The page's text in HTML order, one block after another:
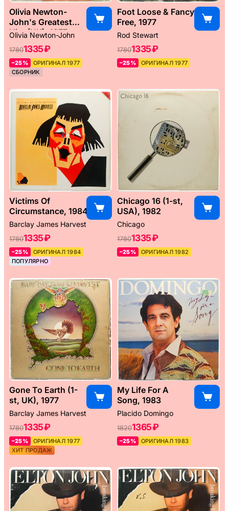
Olivia Newton-
John's Greatest
Hits (UK), 1977
Olivia Newton-John
17801335 ₽
–25%
ОРИГИНАЛ 1977
СБОРНИК
Foot Loose & Fancy
Free, 1977
Rod Stewart
17801335 ₽
–25% ОРИГИНАЛ 1977
Victims Of
Circumstance, 1984
Barclay James Harvest
17801335 ₽
–25%
ОРИГИНАЛ 1984
ПОПУЛЯРНО
Chicago 16 (1-st,
USA), 1982
Chicago
17801335 ₽
–25% ОРИГИНАЛ 1982
Gone To Earth (1-
st, UK), 1977
Barclay James Harvest
17801335 ₽
–25%
ОРИГИНАЛ 1977
ХИТ ПРОДАЖ
My Life For A
Song, 1983
Placido Domingo
18201365 ₽
–25% ОРИГИНАЛ 1983